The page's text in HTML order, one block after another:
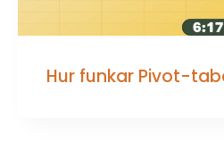
Hur funkar Pivot-